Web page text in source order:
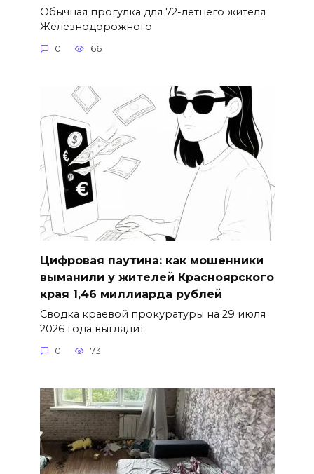
Обычная прогулка для 72-летнего жителя
Железнодорожного
0 66
Цифровая паутина: как мошенники
выманили у жителей Красноярского
края 1,46 миллиарда рублей
Сводка краевой прокуратуры на 29 июля
2026 года выглядит
0 73